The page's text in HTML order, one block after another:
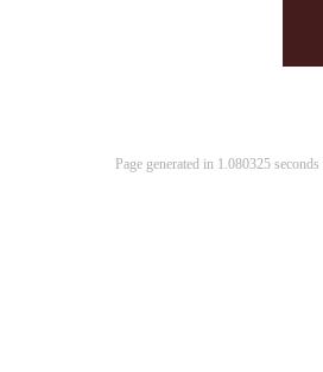
Page generated in 1.080325